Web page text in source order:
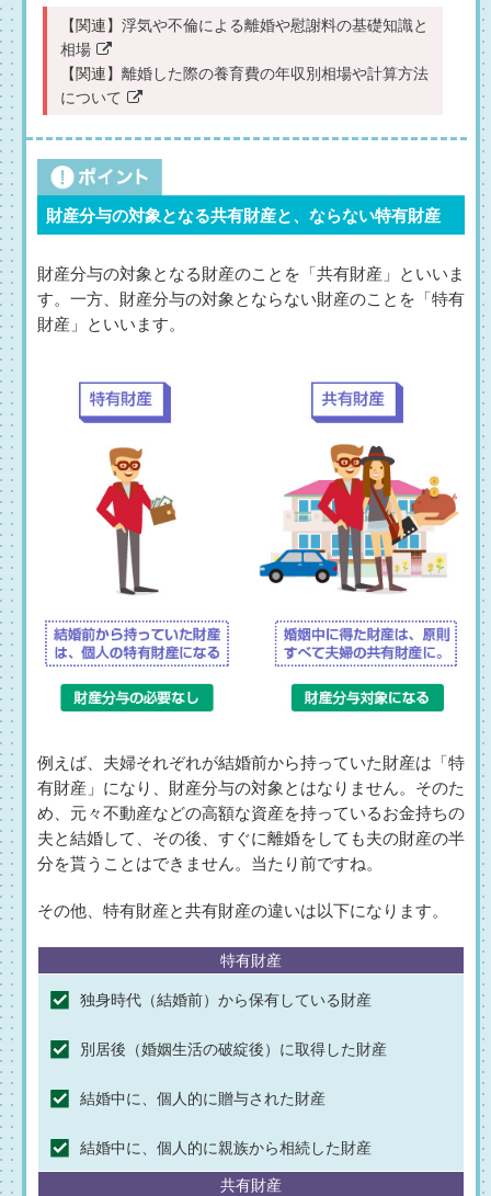
【関連】 浮気や不倫による離婚や慰謝料の基礎知識と
相場
【関連】 離婚した際の養育費の年収別相場や計算方法
について
財産分与の対象となる共有財産と、ならない特有財産
財産分与の対象となる財産のことを「共有財産」といいま
す。一方、財産分与の対象とならない財産のことを「特有
財産」といいます。
例えば、夫婦それぞれが結婚前から持っていた財産は「特
有財産」になり、財産分与の対象とはなりません。そのた
め、元々不動産などの高額な資産を持っているお金持ちの
夫と結婚して、その後、すぐに離婚をしても夫の財産の半
分を貰うことはできません。当たり前ですね。
その他、特有財産と共有財産の違いは以下になります。
特有財産
独身時代（結婚前）から保有している財産
別居後（婚姻生活の破綻後）に取得した財産
結婚中に、個人的に贈与された財産
結婚中に、個人的に親族から相続した財産
共有財産